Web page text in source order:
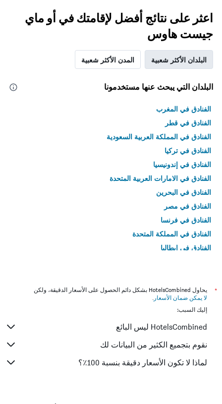
اعثر على نتائج أفضل لإقامتك في أو ماي
جيست هاوس
البلدان الأكثر شعبية المدن الأكثر شعبية
البلدان التي يبحث عنها مستخدمونا
الفنادق في المغرب
الفنادق في قطر
الفنادق في المملكة العربية السعودية
الفنادق في تركيا
الفنادق في إندونيسيا
الفنادق في الامارات العربية المتحدة
الفنادق في البحرين
الفنادق في مصر
الفنادق في فرنسا
الفنادق في المملكة المتحدة
الفنادق في إيطاليا
*
يحاول HotelsCombined بشكل دائم الحصول على الأسعار الدقيقة، ولكن
لا يمكن ضمان الأسعار .
إليك السبب:
HotelsCombined ليس البائع
نقوم بتجميع الكثير من البيانات لك
لماذا لا تكون الأسعار دقيقة بنسبة 100٪؟